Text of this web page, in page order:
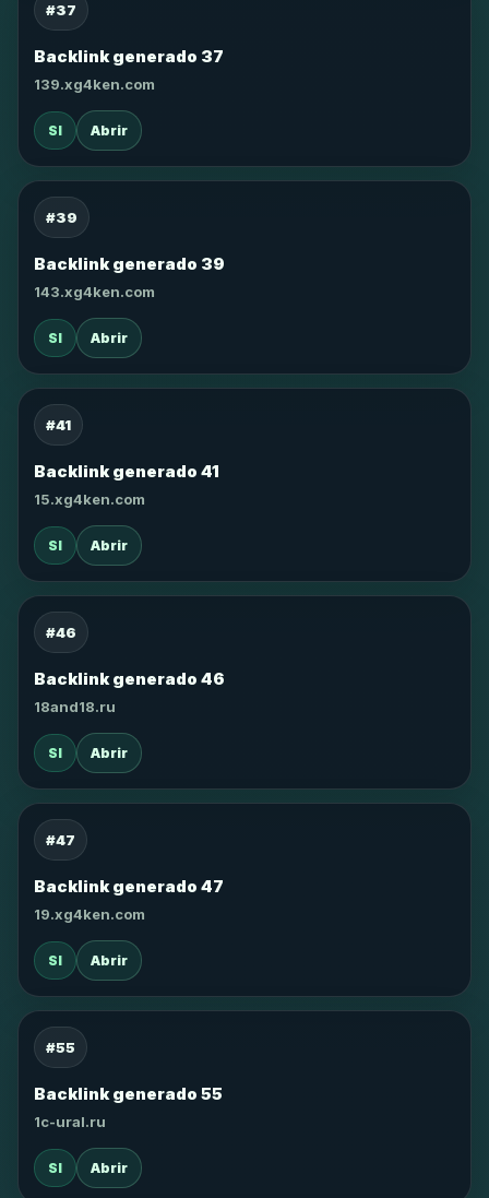
#37
Backlink generado 37
139.xg4ken.com
SI Abrir
#39
Backlink generado 39
143.xg4ken.com
SI Abrir
#41
Backlink generado 41
15.xg4ken.com
SI Abrir
#46
Backlink generado 46
18and18.ru
SI Abrir
#47
Backlink generado 47
19.xg4ken.com
SI Abrir
#55
Backlink generado 55
1c-ural.ru
SI Abrir